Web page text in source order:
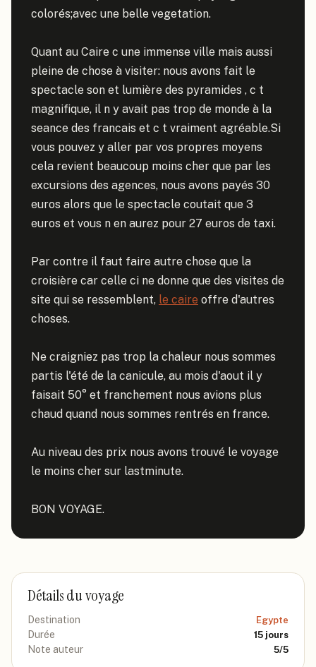
colorés;avec une belle vegetation.
Quant au Caire c une immense ville mais aussi
pleine de chose à visiter: nous avons fait le
spectacle son et lumière des pyramides , c t
magnifique, il n y avait pas trop de monde à la
seance des francais et c t vraiment agréable.Si
vous pouvez y aller par vos propres moyens
cela revient beaucoup moins cher que par les
excursions des agences, nous avons payés 30
euros alors que le spectacle coutait que 3
euros et vous n en aurez pour 27 euros de taxi.
Par contre il faut faire autre chose que la
croisière car celle ci ne donne que des visites de
site qui se ressemblent, le caire offre d'autres
choses.
Ne craigniez pas trop la chaleur nous sommes
partis l'été de la canicule, au mois d'aout il y
faisait 50° et franchement nous avions plus
chaud quand nous sommes rentrés en france.
Au niveau des prix nous avons trouvé le voyage
le moins cher sur lastminute.
BON VOYAGE.
Détails du voyage
Destination Egypte
Durée 15 jours
Note auteur 5/5